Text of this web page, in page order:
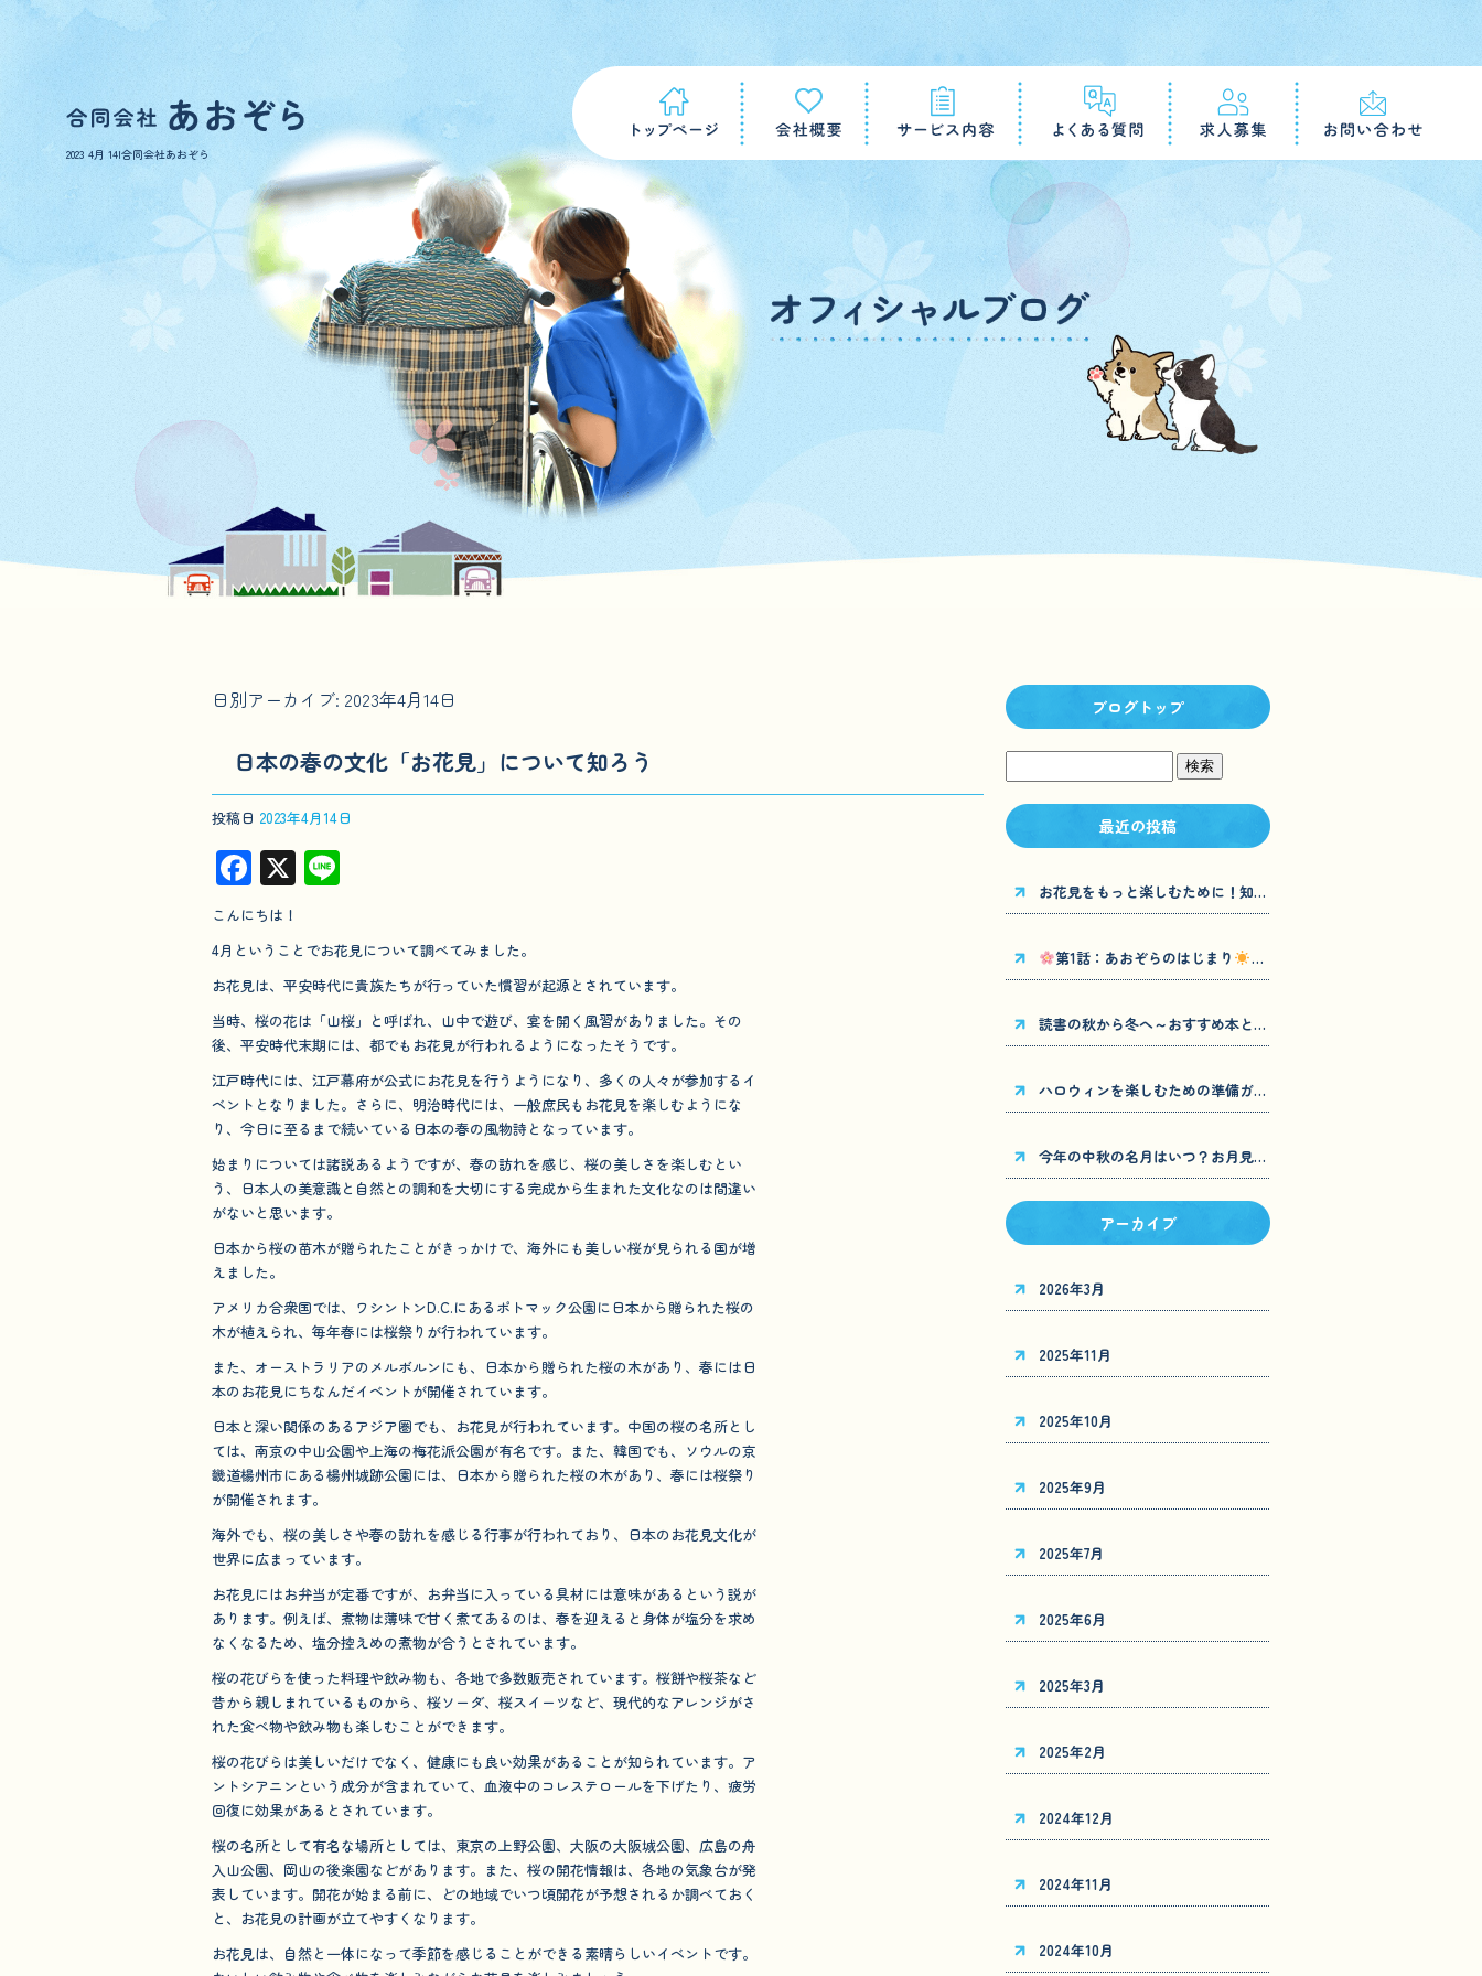
2023 4月 14|合同会社あおぞら
日別アーカイブ: 2023年4月14日
日本の春の文化「お花見」について知ろう
投稿日 2023年4月14日
F
ac
e
b
o
o
k
X
e
こんにちは！
4月ということでお花見について調べてみました。
お花見は、平安時代に貴族たちが行っていた慣習が起源とされています。
当時、桜の花は「山桜」と呼ばれ、山中で遊び、宴を開く風習がありました。その
後、平安時代末期には、都でもお花見が行われるようになったそうです。
江戸時代には、江戸幕府が公式にお花見を行うようになり、多くの人々が参加するイ
ベントとなりました。さらに、明治時代には、一般庶民もお花見を楽しむようにな
り、今日に至るまで続いている日本の春の風物詩となっています。
始まりについては諸説あるようですが、春の訪れを感じ、桜の美しさを楽しむとい
う、日本人の美意識と自然との調和を大切にする完成から生まれた文化なのは間違い
がないと思います。
日本から桜の苗木が贈られたことがきっかけで、海外にも美しい桜が見られる国が増
えました。
アメリカ合衆国では、ワシントンD.C.にあるポトマック公園に日本から贈られた桜の
木が植えられ、毎年春には桜祭りが行われています。
また、オーストラリアのメルボルンにも、日本から贈られた桜の木があり、春には日
本のお花見にちなんだイベントが開催されています。
日本と深い関係のあるアジア圏でも、お花見が行われています。中国の桜の名所とし
ては、南京の中山公園や上海の梅花派公園が有名です。また、韓国でも、ソウルの京
畿道楊州市にある楊州城跡公園には、日本から贈られた桜の木があり、春には桜祭り
が開催されます。
海外でも、桜の美しさや春の訪れを感じる行事が行われており、日本のお花見文化が
世界に広まっています。
お花見にはお弁当が定番ですが、お弁当に入っている具材には意味があるという説が
あります。例えば、煮物は薄味で甘く煮てあるのは、春を迎えると身体が塩分を求め
なくなるため、塩分控えめの煮物が合うとされています。
桜の花びらを使った料理や飲み物も、各地で多数販売されています。桜餅や桜茶など
昔から親しまれているものから、桜ソーダ、桜スイーツなど、現代的なアレンジがさ
れた食べ物や飲み物も楽しむことができます。
桜の花びらは美しいだけでなく、健康にも良い効果があることが知られています。ア
ントシアニンという成分が含まれていて、血液中のコレステロールを下げたり、疲労
回復に効果があるとされています。
桜の名所として有名な場所としては、東京の上野公園、大阪の大阪城公園、広島の舟
入山公園、岡山の後楽園などがあります。また、桜の開花情報は、各地の気象台が発
表しています。開花が始まる前に、どの地域でいつ頃開花が予想されるか調べておく
と、お花見の計画が立てやすくなります。
お花見は、自然と一体になって季節を感じることができる素晴らしいイベントです。
ブログトップ
最近の投稿
お花見をもっと楽しむために！知っておきたい桜の豆知識
第1話：あおぞらのはじまり 〜地域の笑顔を支えるヘルパース
読書の秋から冬へ～おすすめ本と読書環境づくり～
ハロウィンを楽しむための準備ガイド～仮装からパーティー企画まで～
今年の中秋の名月はいつ？お月見の由来と楽しみ方
アーカイブ
2026年3月
2025年11月
2025年10月
2025年9月
2025年7月
2025年6月
2025年3月
2025年2月
2024年12月
2024年11月
2024年10月